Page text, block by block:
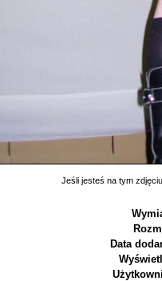
Jeśli jesteś na tym
Data